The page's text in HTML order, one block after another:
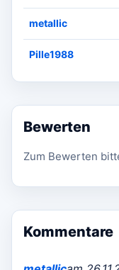
metallic
Pille1988
Bewerten
Zum Bewerten
Kommentare